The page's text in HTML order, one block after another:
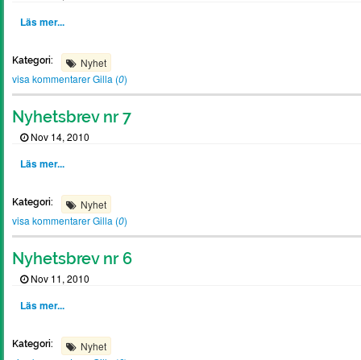
Läs mer...
Kategori:
Nyhet
visa kommentarerGilla (0)
Nyhetsbrev nr 7
Nov 14, 2010
Läs mer...
Kategori:
Nyhet
visa kommentarerGilla (0)
Nyhetsbrev nr 6
Nov 11, 2010
Läs mer...
Kategori:
Nyhet